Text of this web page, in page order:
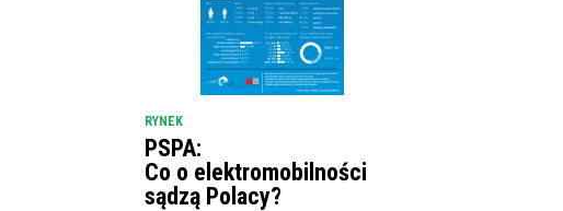
RYNEK
PSPA:
Co o elektromobilności
sądzą Polacy?